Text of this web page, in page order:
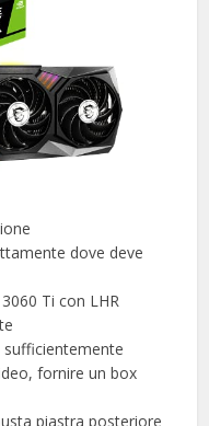
dove deve
Ti con LHR
sufficientemente
fornire un box
piastra posteriore